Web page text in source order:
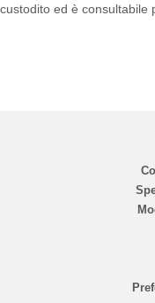
custodito ed è consultabile